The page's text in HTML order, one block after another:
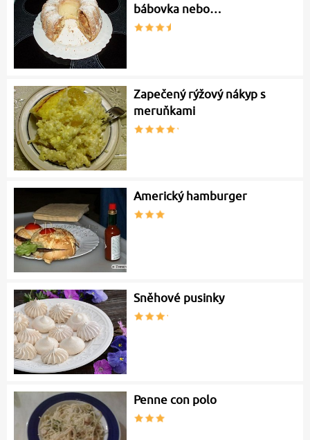
bábovka nebo…
Zapečený rýžový nákyp s
meruňkami
Americký hamburger
Sněhové pusinky
Penne con polo